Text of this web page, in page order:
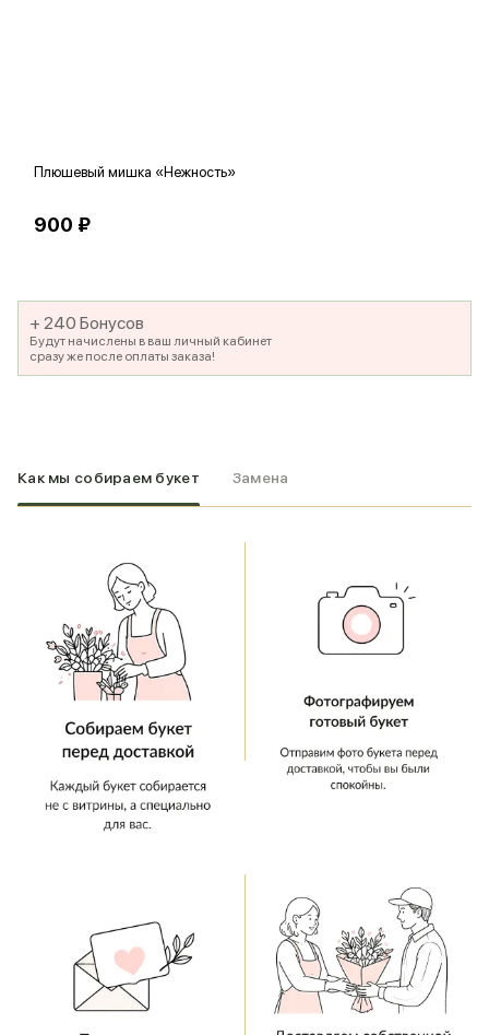
Плюшевый мишка «Нежность»
900 ₽
+ 240 Бонусов
Будут начислены в ваш личный кабинет
сразу же после оплаты заказа!
Как мы собираем букет Замена